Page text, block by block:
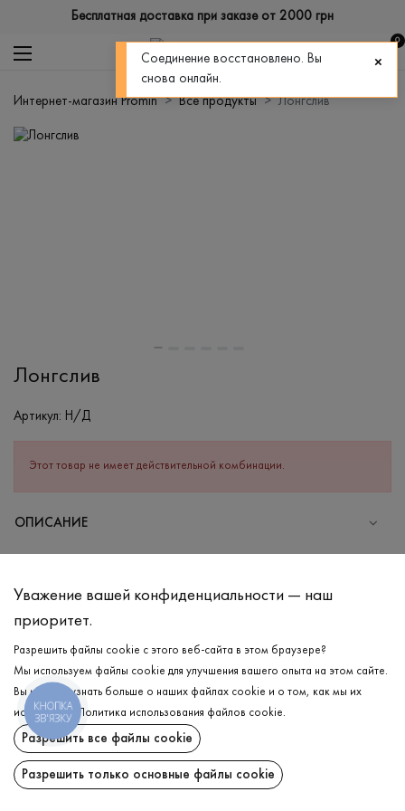
Бесплатная доставка при заказе от 2000 грн
0
Интернет-магазин Promin Все продукты Лонгслив
Лонгслив
Артикул: Н/Д
Этот товар не имеет действительной комбинации.
ОПИСАНИЕ
хлопка и небольшого количества эластана, который придает
изделию износостойкость и форму. Имеет длинный рукав и
круглую горловину из рибаны, которая хорошо тянется, при
этом прекрасно сохраняет свою форму. С обеих сторон
изделия есть гармоничная кокетка, которая добавляет
особенности лонгсливу.
СОСТАВ
Хлопок - 95%, Эластан - 5%
ДОСТАВКА
ВОЗВРАТ
Уважение вашей конфиденциальности — наш
приоритет.
Разрешить файлы cookie с этого веб-сайта в этом браузере?
Мы используем файлы cookie для улучшения вашего опыта на этом сайте.
Вы можете узнать больше о наших файлах cookie и о том, как мы их
используем.
Политика использования файлов cookie.
Разрешить все файлы cookie
Разрешить только основные файлы cookie
КНОПКА
ЗВ'ЯЗКУ
Соединение восстановлено. Вы
снова онлайн.